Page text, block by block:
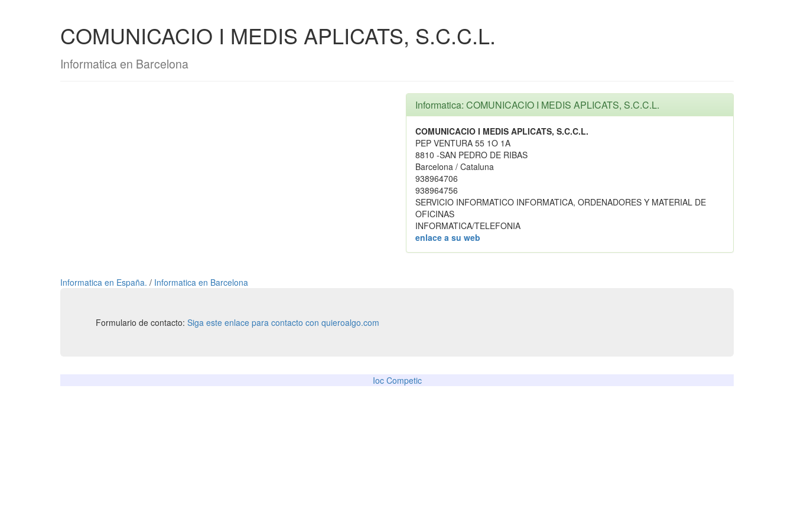
COMUNICACIO I MEDIS APLICATS, S.C.C.L.
Informatica en Barcelona
Informatica: COMUNICACIO I MEDIS APLICATS, S.C.C.L.
COMUNICACIO I MEDIS APLICATS, S.C.C.L.
PEP VENTURA 55 1O 1A
8810 -SAN PEDRO DE RIBAS
Barcelona / Cataluna
938964706
938964756
SERVICIO INFORMATICO INFORMATICA, ORDENADORES Y MATERIAL DE
OFICINAS
INFORMATICA/TELEFONIA
enlace a su web
Informatica en España. / Informatica en Barcelona
Formulario de contacto: Siga este enlace para contacto con quieroalgo.com
Ioc Competic